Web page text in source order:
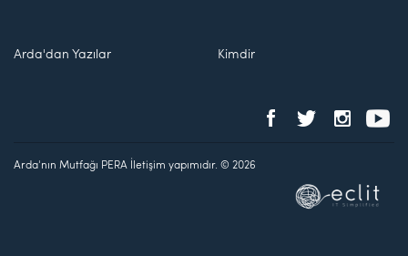
Arda'dan Yazılar Kimdir
Arda'nın Mutfağı PERA İletişim yapımıdır. © 2026